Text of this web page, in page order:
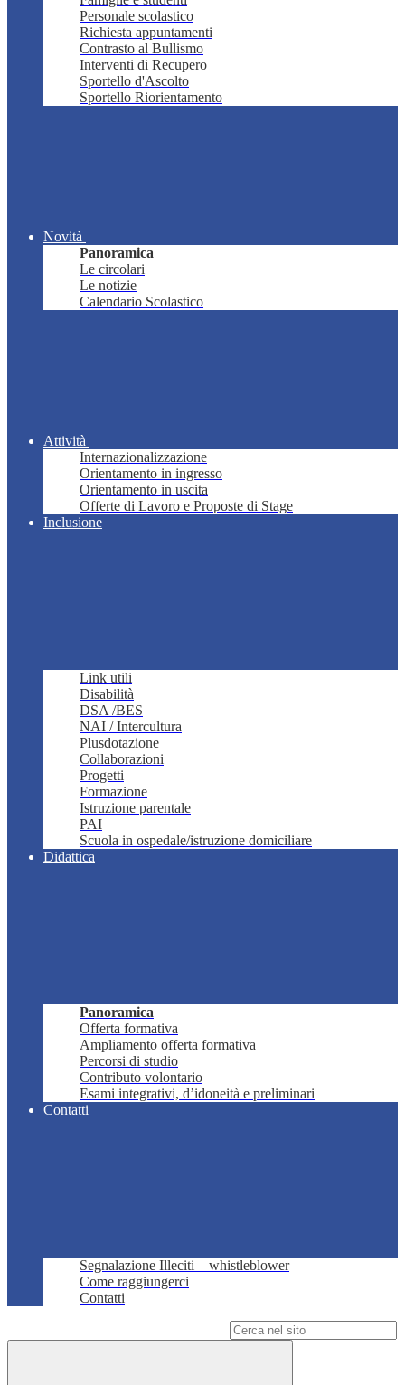
Personale scolastico
Richiesta appuntamenti
Contrasto al Bullismo
Interventi di Recupero
Sportello d'Ascolto
Sportello Riorientamento
Novità
Panoramica
Le circolari
Le notizie
Calendario Scolastico
Attività
Internazionalizzazione
Orientamento in ingresso
Orientamento in uscita
Offerte di Lavoro e Proposte di Stage
Inclusione
Link utili
Disabilità
DSA /BES
NAI / Intercultura
Plusdotazione
Collaborazioni
Progetti
Formazione
Istruzione parentale
PAI
Scuola in ospedale/istruzione domiciliare
Didattica
Panoramica
Offerta formativa
Ampliamento offerta formativa
Percorsi di studio
Contributo volontario
Esami integrativi, d’idoneità e preliminari
Contatti
Segnalazione Illeciti – whistleblower
Come raggiungerci
Contatti